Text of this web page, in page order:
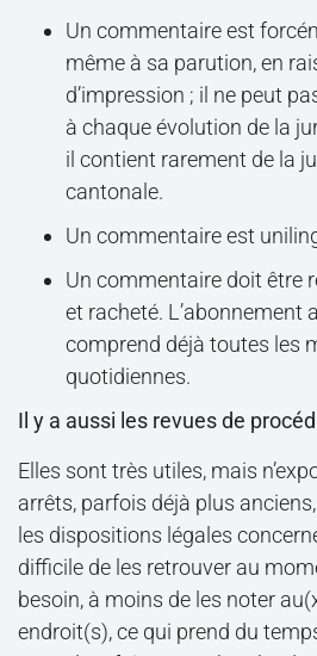
Un commentaire est
même à sa parution, en
d’impression ; il ne peut
à chaque évolution de la
il contient rarement de la
cantonale.
Un commentaire est
Un commentaire doit être
et racheté. L’abonnement
comprend déjà toutes les
quotidiennes.
Il y a aussi les revues de
Elles sont très utiles, mais
arrêts, parfois déjà plus
les dispositions légales
difficile de les retrouver au
besoin, à moins de les noter
endroit(s), ce qui prend du